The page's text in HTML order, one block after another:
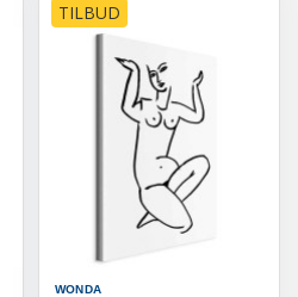
TILBUD
WONDA